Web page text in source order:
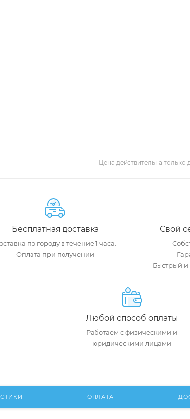
Цена действительна только
Бесплатная доставка
по городу в течение 1 часа.
Оплата при получении
Свой
Быстрый и
Любой способ оплаты
Работаем с физическими и
юридическими лицами
ОПЛАТА